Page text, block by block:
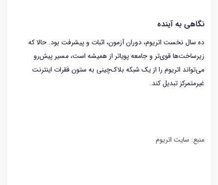
نگاهی به آینده
ده سال نخست اتریوم، دوران آزمون، اثبات و پیشرفت بود. حالا که
زیرساخت‌ها قوی‌تر و جامعه پویاتر از همیشه است، مسیر پیش‌رو
می‌تواند اتریوم را از یک شبکه بلاک‌چینی به ستون فقرات اینترنت
غیرمتمرکز تبدیل کند.
منبع: سایت اتریوم